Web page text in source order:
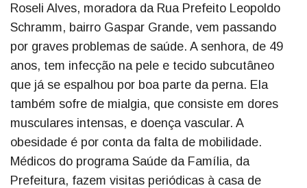
Roseli Alves, moradora da Rua Prefeito Leopoldo
Schramm, bairro Gaspar Grande, vem passando
por graves problemas de saúde. A senhora, de 49
anos, tem infecção na pele e tecido subcutâneo
que já se espalhou por boa parte da perna. Ela
também sofre de mialgia, que consiste em dores
musculares intensas, e doença vascular. A
obesidade é por conta da falta de mobilidade.
Médicos do programa Saúde da Família, da
Prefeitura, fazem visitas periódicas à casa de